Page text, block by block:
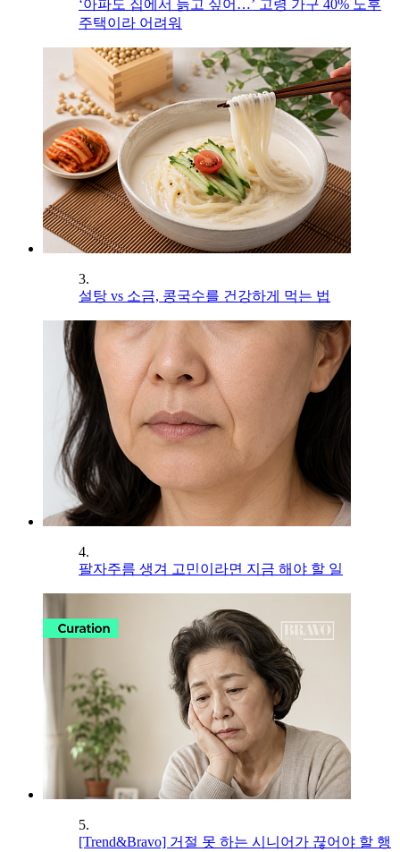
‘아파도 집에서 늙고 싶어…’ 고령 가구 40% 노후
주택이라 어려워
3.
설탕 vs 소금, 콩국수를 건강하게 먹는 법
4.
팔자주름 생겨 고민이라면 지금 해야 할 일
5.
[Trend&Bravo] 거절 못 하는 시니어가 끊어야 할 행